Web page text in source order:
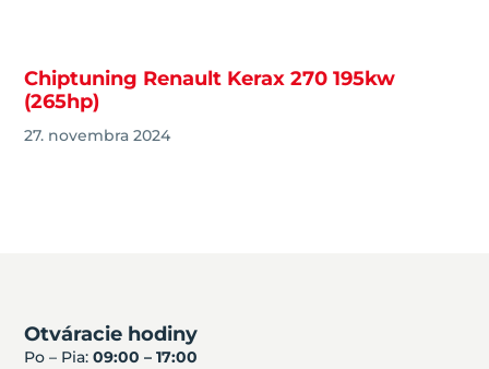
Chiptuning Renault Kerax 270 195kw
(265hp)
27. novembra 2024
Otváracie hodiny
Po – Pia:09:00 – 17:00